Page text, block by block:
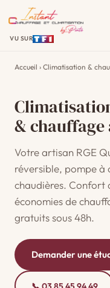
VU SUR
Accueil › Climatisation &
& chauffage
Votre artisan RGE
réversible, pompe à
chaudières. Confort
économies de
gratuits sous 48h.
Demander une